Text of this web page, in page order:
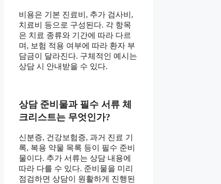
비용은 기본 진료비, 추가 검사비,
치료비 등으로 구성된다. 각 항목
은 치료 종류와 기간에 따라 다르
며, 보험 적용 여부에 따라 환자 부
담금이 달라진다. 구체적인 예시는
상담 시 안내받을 수 있다.
상담 준비물과 필수 서류 체
크리스트는 무엇인가?
신분증, 건강보험증, 과거 진료 기
록, 복용 약물 목록 등이 필수 준비
물이다. 추가 서류는 상담 내용에
따라 다를 수 있다. 준비물을 미리
점검하면 상담이 원활하게 진행된